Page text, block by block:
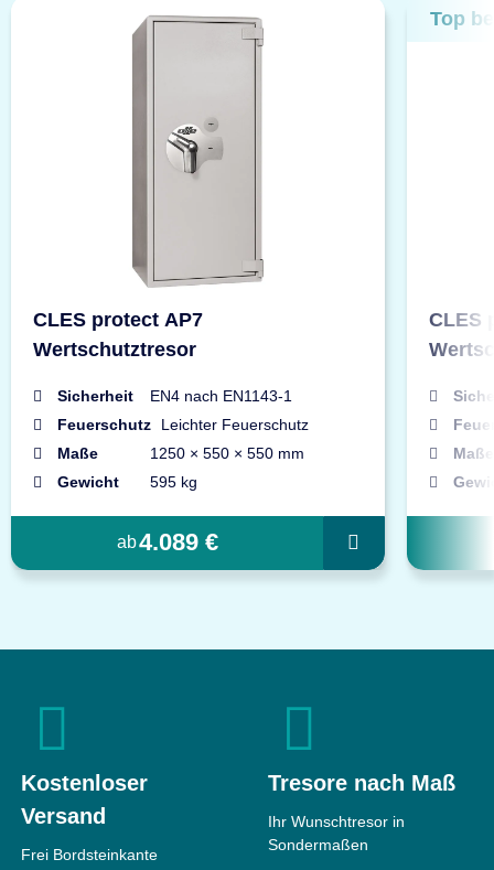
CLES protect AP7
Wertschutztresor
Sicherheit
EN4 nach EN1143-1
Feuerschutz
Leichter Feuerschutz
Maße
1250 × 550 × 550 mm
Gewicht
595 kg
ab4.089 €
Top
CLES
Maße
Kostenloser
Versand
Frei Bordsteinkante
Tresore nach Maß
Ihr Wunschtresor in
Sondermaßen